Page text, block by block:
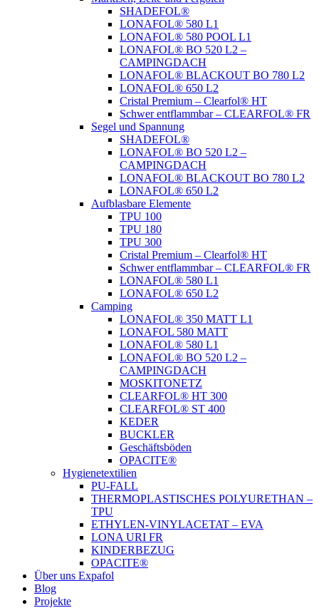
SHADEFOL®
LONAFOL® 580 L1
LONAFOL® 580 POOL L1
LONAFOL® BO 520 L2 –
CAMPINGDACH
LONAFOL® BLACKOUT BO 780 L2
LONAFOL® 650 L2
Cristal Premium – Clearfol® HT
Schwer entflammbar – CLEARFOL® FR
Segel und Spannung
SHADEFOL®
LONAFOL® BO 520 L2 –
CAMPINGDACH
LONAFOL® BLACKOUT BO 780 L2
LONAFOL® 650 L2
Aufblasbare Elemente
TPU 100
TPU 180
TPU 300
Cristal Premium – Clearfol® HT
Schwer entflammbar – CLEARFOL® FR
LONAFOL® 580 L1
LONAFOL® 650 L2
Camping
LONAFOL® 350 MATT L1
LONAFOL 580 MATT
LONAFOL® 580 L1
LONAFOL® BO 520 L2 –
CAMPINGDACH
MOSKITONETZ
CLEARFOL® HT 300
CLEARFOL® ST 400
KEDER
BUCKLER
Geschäftsböden
OPACITE®
Hygienetextilien
PU-FALL
THERMOPLASTISCHES POLYURETHAN –
TPU
ETHYLEN-VINYLACETAT – EVA
LONA URI FR
KINDERBEZUG
OPACITE®
Über uns Expafol
Blog
Projekte